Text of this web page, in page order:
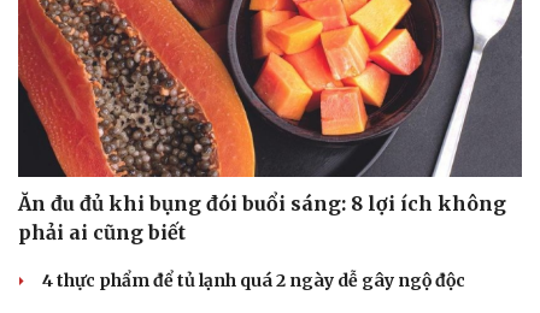
Ăn đu đủ khi bụng đói buổi sáng: 8 lợi ích không
phải ai cũng biết
4 thực phẩm để tủ lạnh quá 2 ngày dễ gây ngộ độc